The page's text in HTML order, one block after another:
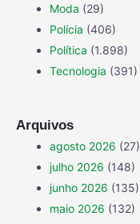
Moda (29)
Polícia (406)
Política (1.898)
Tecnologia (391)
Arquivos
agosto 2026 (27)
julho 2026 (148)
junho 2026 (135)
maio 2026 (132)